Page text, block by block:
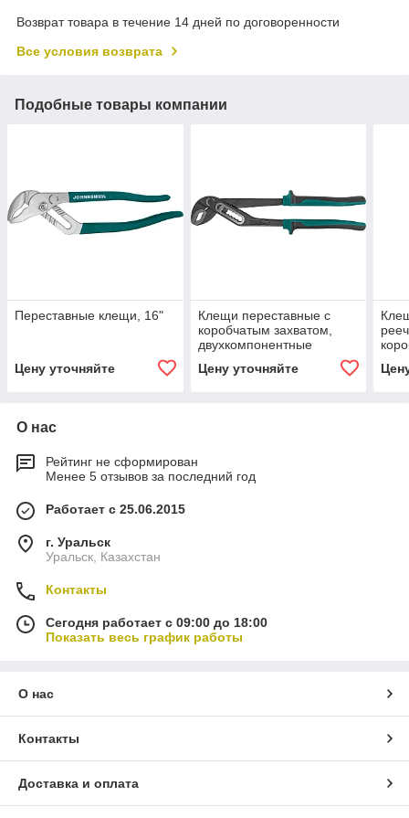
Возврат товара в течение 14 дней по договоренности
Все условия возврата
Подобные товары компании
Переставные клещи, 16"
Цену уточняйте
Клещи переставные с
коробчатым захватом,
двухкомпонентные
Цену уточняйте
О нас
Рейтинг не сформирован
Менее 5 отзывов за последний год
Работает с 25.06.2015
г. Уральск
Уральск, Казахстан
Контакты
Сегодня работает с 09:00 до 18:00
Показать весь график работы
О нас
Контакты
Доставка и оплата